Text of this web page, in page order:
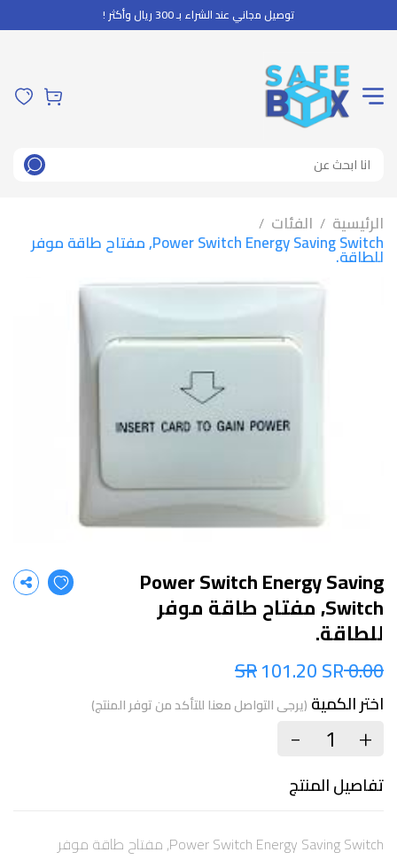
توصيل مجاني عند الشراء بـ 300 ريال وأكثر !
الرئيسية / الفئات /
Power Switch Energy Saving Switch, مفتاح طاقة موفر للطاقة.
Power Switch Energy Saving
Switch, مفتاح طاقة موفر
للطاقة.
0.00 SR
101.20 SR
اختر الكمية (يرجى التواصل معنا للتأكد من توفر المنتج)
+
-
تفاصيل المنتج
Power Switch Energy Saving Switch, مفتاح طاقة موفر